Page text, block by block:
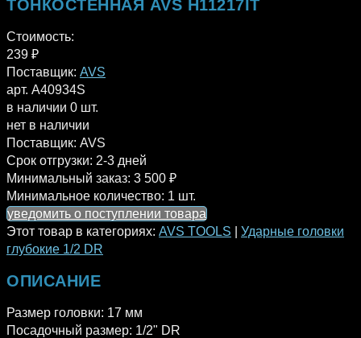
ТОНКОСТЕННАЯ AVS H11217IT
Стоимость:
239 ₽
Поставщик: AVS
арт. A40934S
в наличии 0 шт.
нет в наличии
Поставщик: AVS
Срок отгрузки: 2-3 дней
Минимальный заказ: 3 500 ₽
Минимальное количество: 1 шт.
уведомить о поступлении товара
Этот товар в категориях: AVS TOOLS
Ударные головки
глубокие 1/2 DR
ОПИСАНИЕ
Размер головки: 17 мм
Посадочный размер: 1/2" DR